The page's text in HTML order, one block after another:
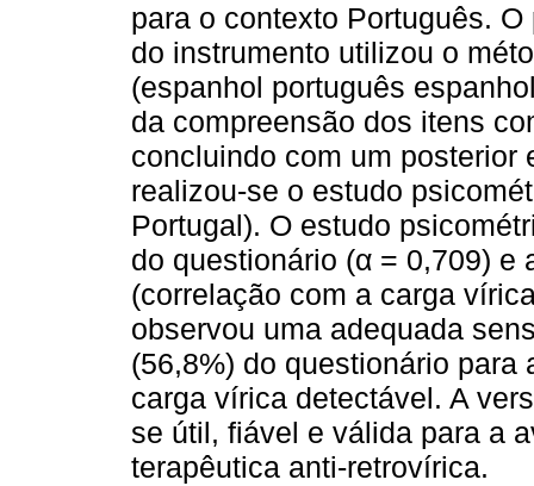
para o contexto Português.
do instrumento utilizou o
(espanhol português
da compreensão dos itens
concluindo com um posterior
realizou-se o estudo
Portugal). O estudo
do questionário (α = 0,709) e
(correlação com a carga
observou uma adequada
(56,8%) do questionário
carga vírica detectável. A
se útil, fiável e válida para a
terapêutica anti-retrovírica.